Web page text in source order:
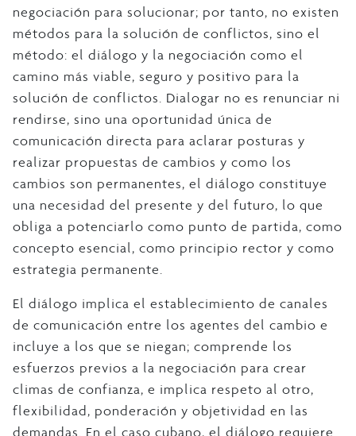
negociación para solucionar; por tanto, no existen
métodos para la solución de conflictos, sino el
método: el diálogo y la negociación como el
camino más viable, seguro y positivo para la
solución de conflictos. Dialogar no es renunciar ni
rendirse, sino una oportunidad única de
comunicación directa para aclarar posturas y
realizar propuestas de cambios y como los
cambios son permanentes, el diálogo constituye
una necesidad del presente y del futuro, lo que
obliga a potenciarlo como punto de partida, como
concepto esencial, como principio rector y como
estrategia permanente.
El diálogo implica el establecimiento de canales
de comunicación entre los agentes del cambio e
incluye a los que se niegan; comprende los
esfuerzos previos a la negociación para crear
climas de confianza, e implica respeto al otro,
flexibilidad, ponderación y objetividad en las
demandas. En el caso cubano, el diálogo requiere